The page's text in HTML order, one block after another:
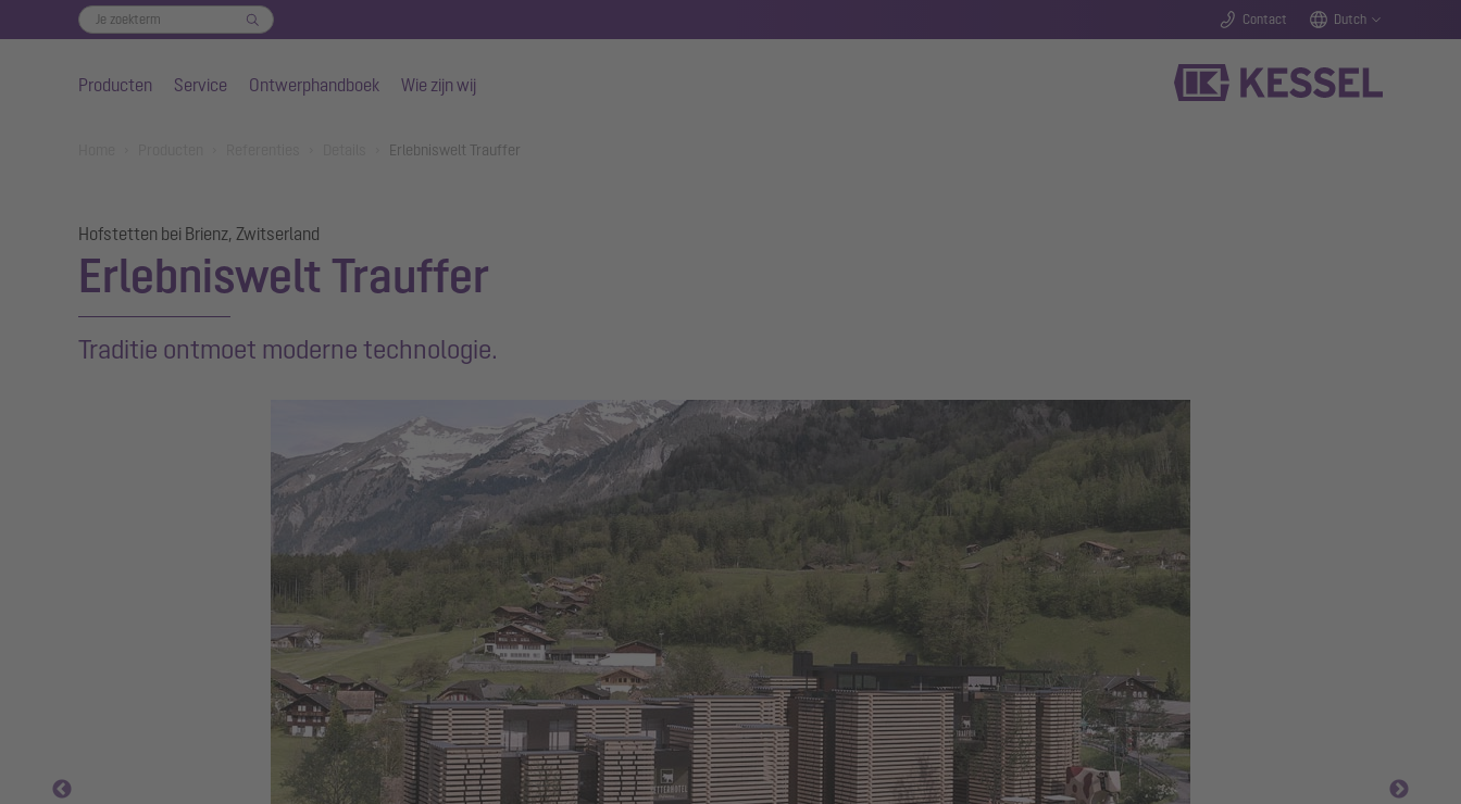
Contact Dutch
Producten Service Ontwerphandboek Wie zijn wij
Erlebniswelt Trauffer
Hofstetten bei Brienz, Zwitserland
Erlebniswelt Trauffer
Traditie ontmoet moderne technologie.